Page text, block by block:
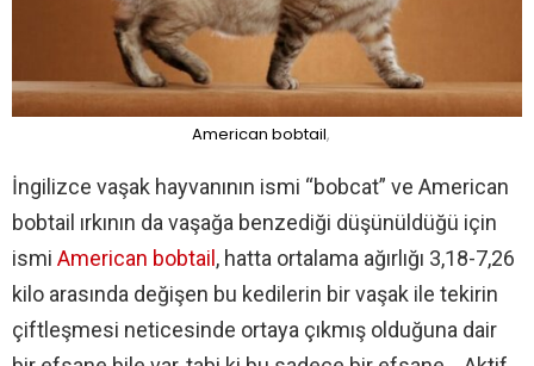
American bobtail,
İngilizce vaşak hayvanının ismi “bobcat” ve American
bobtail ırkının da vaşağa benzediği düşünüldüğü için
ismi American bobtail , hatta ortalama ağırlığı 3,18-7,26
kilo arasında değişen bu kedilerin bir vaşak ile tekirin
çiftleşmesi neticesinde ortaya çıkmış olduğuna dair